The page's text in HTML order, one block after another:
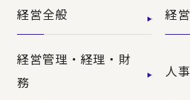
経営全般 経
経営管理・経理・財
務
人事